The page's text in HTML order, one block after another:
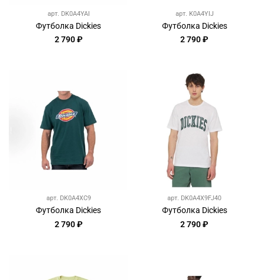
арт. DK0A4YAI
Футболка Dickies
2 790 ₽
арт. K0A4YIJ
Футболка Dickies
2 790 ₽
арт. DK0A4XC9
Футболка Dickies
2 790 ₽
арт. DK0A4X9FJ40
Футболка Dickies
2 790 ₽